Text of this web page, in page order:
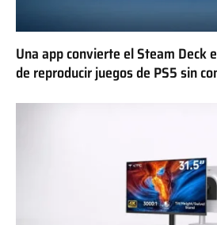
Una app convierte el Steam Deck
de reproducir juegos de PS5 sin